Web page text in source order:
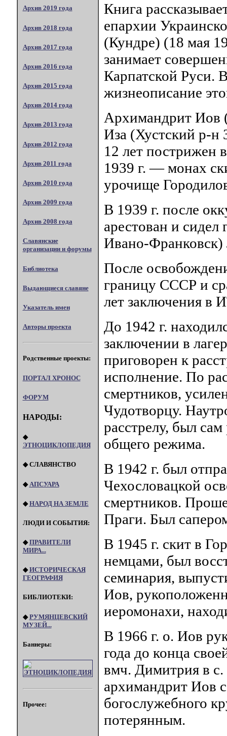
Архив 2019 года
Архив 2018 года
Архив 2017 года
Архив 2016 года
Архив 2015 года
Архив 2014 года
Архив 2013 года
Архив 2012 года
Архив 2011 года
Архив 2010 года
Архив 2009 года
Архив 2008 года
Славянские
организации и форумы
Библиотека
Выдающиеся славяне
Указатель имен
Авторы проекта
Родственные проекты:
ПОРТАЛ XPOHOC
ФОРУМ
НАРОДЫ:
◆
ЭТНОЦИКЛОПЕДИЯ
◆ СЛАВЯНСТВО
◆ АПСУАРА
◆НАРОД НА ЗЕМЛЕ
ЛЮДИ И СОБЫТИЯ:
◆ПРАВИТЕЛИ
МИРА...
◆ИСТОРИЧЕСКАЯ
ГЕОГРАФИЯ
БИБЛИОТЕКИ:
◆РУМЯНЦЕВСКИЙ
МУЗЕЙ...
Баннеры:
Прочее:
Книга
епархии
(Кундре) (18 мая
занимает
Карпатской Руси.
жизнеописание
Архимандрит Иов
Иза (Хустский р-н
12 лет пострижен
1939 г. — монах
урочище
В 1939 г. после
арестован и
Ивано-Франковск)
После
границу СССР и
лет заключения в
До 1942 г.
заключении в
приговорен к
исполнение. По
смертников,
Чудотворцу.
расстрелу, был
общего режима.
В 1942 г. был
Чехословацкой
смертников.
Праги. Был
В 1945 г. скит в
немцами, был
семинария,
Иов,
иеромонахи,
В 1966 г. о. Иов
года до конца
вмч. Димитрия в
архимандрит Иов
богослужебного
потерянным.